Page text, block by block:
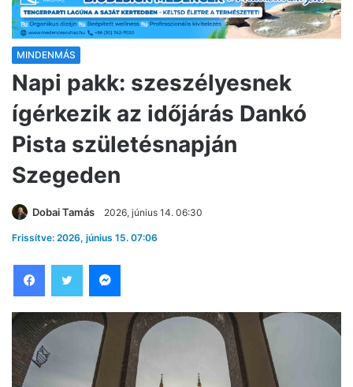
MINDENMÁS
Napi pakk: szeszélyesnek
ígérkezik az időjárás Dankó
Pista születésnapján
Szegeden
Dobai Tamás 2026, június 14. 06:30
Frissítve: 2026, június 15. 07:06